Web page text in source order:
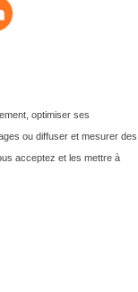
optimiser ses
ou diffuser et mesurer des
acceptez et les mettre à